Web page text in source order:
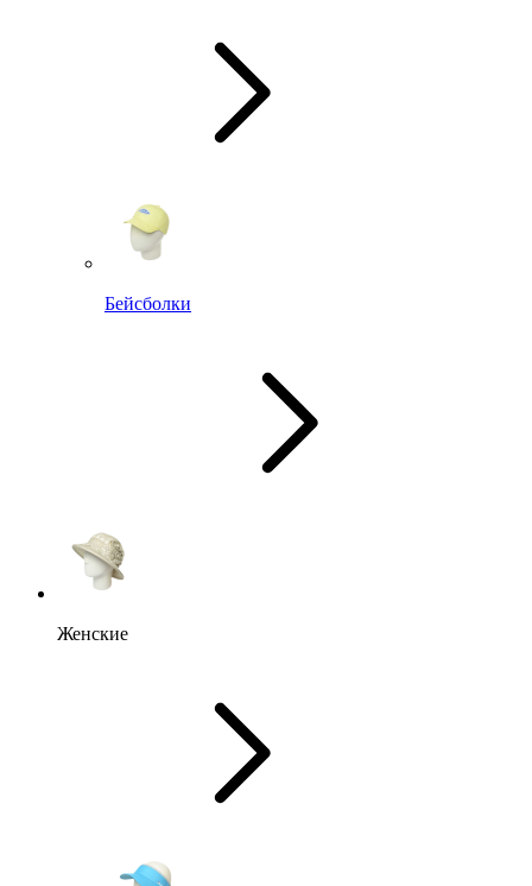
Бейсболки
Женские